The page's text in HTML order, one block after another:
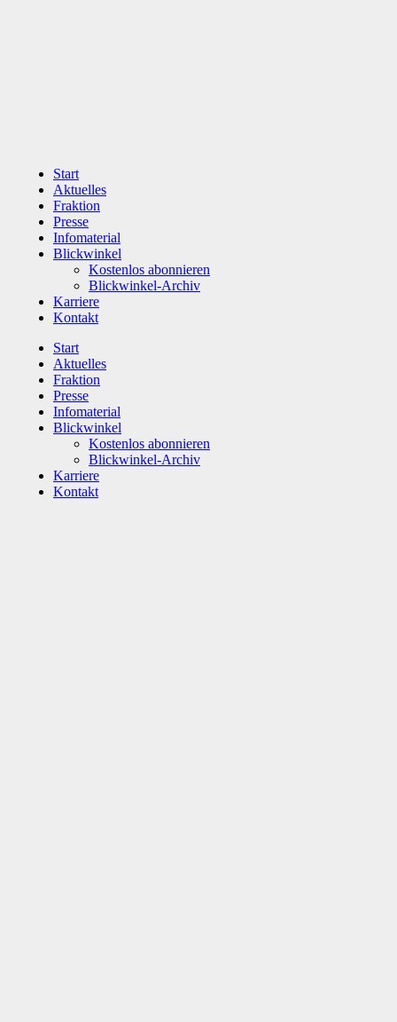
Start
Aktuelles
Fraktion
Presse
Infomaterial
Blickwinkel
Kostenlos abonnieren
Blickwinkel-Archiv
Karriere
Kontakt
Start
Aktuelles
Fraktion
Presse
Infomaterial
Blickwinkel
Kostenlos abonnieren
Blickwinkel-Archiv
Karriere
Kontakt